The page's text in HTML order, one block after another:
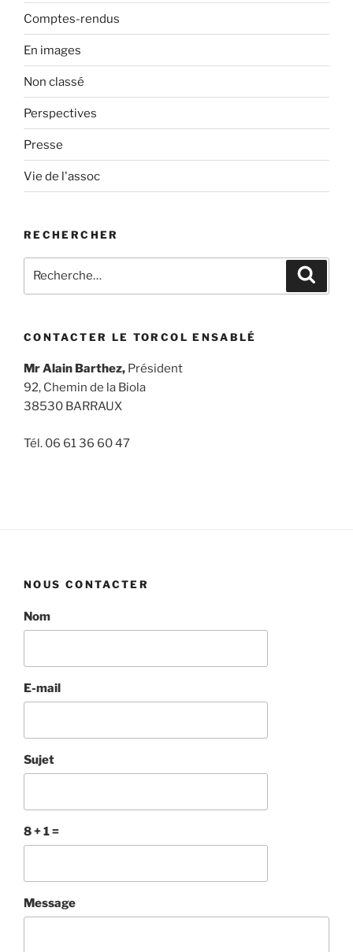
Comptes-rendus
En images
Non classé
Perspectives
Presse
Vie de l'assoc
RECHERCHER
pour
CONTACTER LE TORCOL ENSABLÉ
Mr Alain Barthez, Président
92, Chemin de la Biola
38530 BARRAUX
Tél. 06 61 36 60 47
NOUS CONTACTER
Nom
E-mail
Sujet
8 + 1 =
Veuillez
ignorer
Veuillez
ignorer
Message